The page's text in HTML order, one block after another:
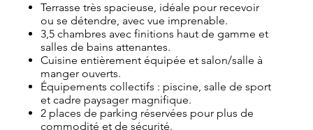
Terrasse très spacieuse, idéale pour recevoir
ou se détendre, avec vue imprenable.
3,5 chambres avec finitions haut de gamme et
salles de bains attenantes.
Cuisine entièrement équipée et salon/salle à
manger ouverts.
Équipements collectifs : piscine, salle de sport
et cadre paysager magnifique.
2 places de parking réservées pour plus de
commodité et de sécurité.